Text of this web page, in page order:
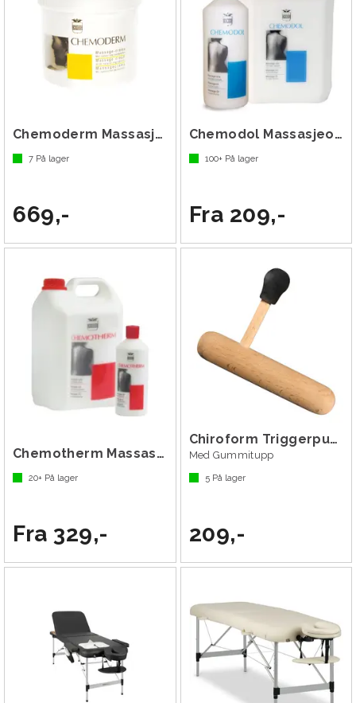
Chemoderm Massasjekrem 500 ml
7 På lager
669,-
Chemodol Massasjeolje
100+På lager
Fra 209,-
Chemotherm Massasjeolje
20+ På lager
Fra 329,-
Chiroform Triggerpunkt Pinne
Med Gummitupp
5På lager
209,-